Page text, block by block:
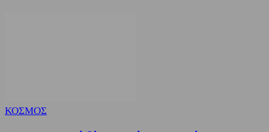
ΚΟΣΜΟΣ